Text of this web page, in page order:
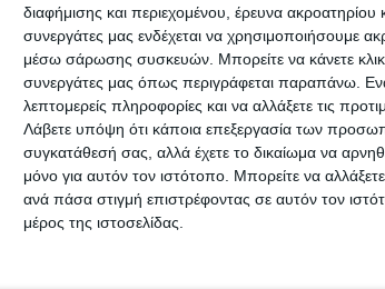
διαφήμισης και περιεχομένου, έρευνα
συνεργάτες μας ενδέχεται να χρησιμοποιήσουμε
μέσω σάρωσης συσκευών. Μπορείτε να κάνετε κλικ
συνεργάτες μας όπως περιγράφεται παραπάνω.
λεπτομερείς πληροφορίες και να αλλάξετε τις
Λάβετε υπόψη ότι κάποια επεξεργασία των
συγκατάθεσή σας, αλλά έχετε το δικαίωμα να
μόνο για αυτόν τον ιστότοπο. Μπορείτε να
ανά πάσα στιγμή επιστρέφοντας σε αυτόν τον
μέρος της ιστοσελίδας.
εξελίξεις στην περιοχή της Καρδίτσας και
με τα χαμένα
των Τεμπών
(ΦΩΤΟ)
Αλληλεγγύης
ΑΓΩΝ